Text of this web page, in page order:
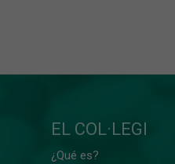
EL COL·LEGI
¿Qué es?